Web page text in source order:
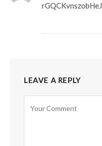
rGQCKvnszobHeJ
LEAVE A REPLY